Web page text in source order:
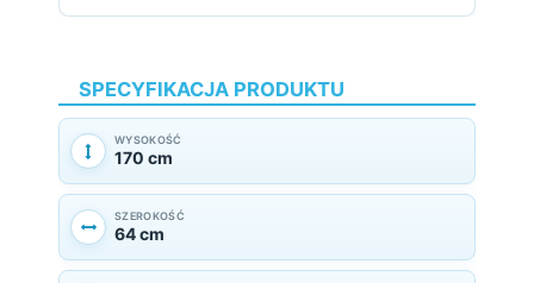
SPECYFIKACJA PRODUKTU
WYSOKOŚĆ
170 cm
SZEROKOŚĆ
64 cm